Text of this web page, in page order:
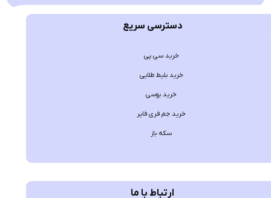
دسترسی سریع
خرید سی پی
خرید بلیط طلایی
خرید یوسی
خرید جم فری فایر
سکه باز
ارتباط با ما